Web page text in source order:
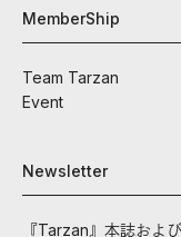
MemberShip
Team Tarzan
Event
Newsletter
『Tarzan』本誌およ